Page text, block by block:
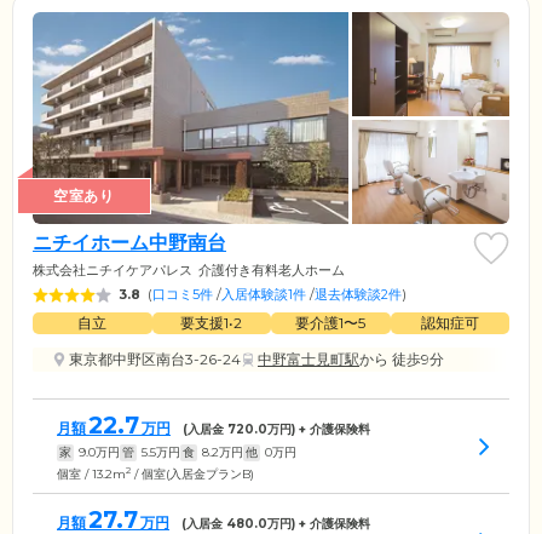
空室あり
ニチイホーム中野南台
株式会社ニチイケアパレス 介護付き有料老人ホーム
3.8 (口コミ5件 /入居体験談1件 /退去体験談2件)
自立 要支援1•2 要介護1〜5
認知症可
東京都中野区南台3-26-24
中野富士見町駅から 徒歩9分
月額22.7万円 (入居金 720.0万円) + 介護保険料
家 9.0万円 管 5.5万円 食 8.2万円 他 0万円
個室 / 13.2m2 / 個室(入居金プランB)
月額27.7万円 (入居金 480.0万円) + 介護保険料